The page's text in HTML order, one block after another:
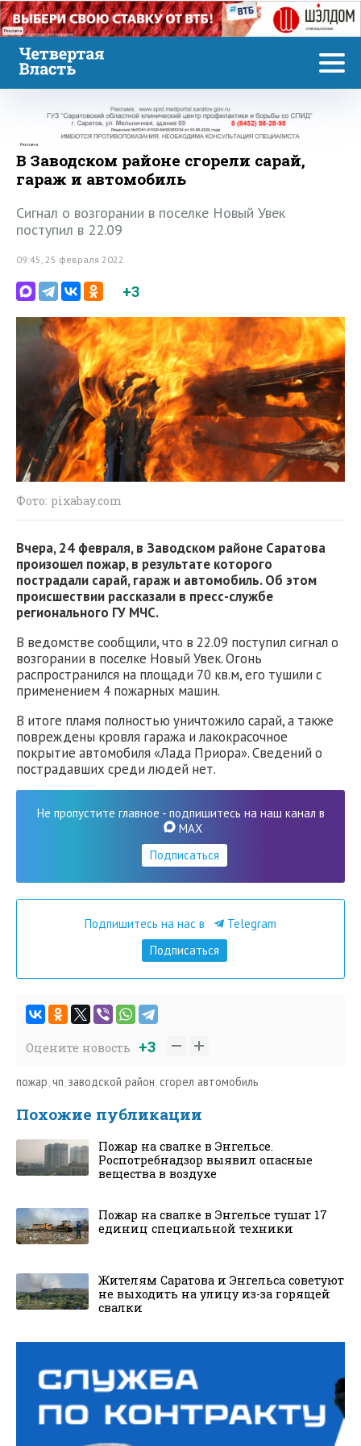
Реклама
Реклама
В Заводском районе сгорели сарай,
гараж и автомобиль
Сигнал о возгорании в поселке Новый Увек
поступил в 22.09
09:45, 25 февраля 2022
+3
Фото: pixabay.com
Вчера, 24 февраля, в Заводском районе Саратова
произошел пожар, в результате которого
пострадали сарай, гараж и автомобиль. Об этом
происшествии рассказали в пресс-службе
регионального ГУ МЧС.
В ведомстве сообщили, что в 22.09 поступил сигнал о
возгорании в поселке Новый Увек. Огонь
распространился на площади 70 кв.м, его тушили с
применением 4 пожарных машин.
В итоге пламя полностью уничтожило сарай, а также
повреждены кровля гаража и лакокрасочное
покрытие автомобиля «Лада Приора». Сведений о
пострадавших среди людей нет.
Не пропустите главное - подпишитесь на наш канал в
MAX
Подписаться
Подпишитесь на нас в
Telegram
Подписаться
Оцените новость +3
пожар чп заводской район сгорел автомобиль
Похожие публикации
Пожар на свалке в Энгельсе.
Роспотребнадзор выявил опасные
вещества в воздухе
Пожар на свалке в Энгельсе тушат 17
единиц специальной техники
Жителям Саратова и Энгельса советуют
не выходить на улицу из-за горящей
свалки